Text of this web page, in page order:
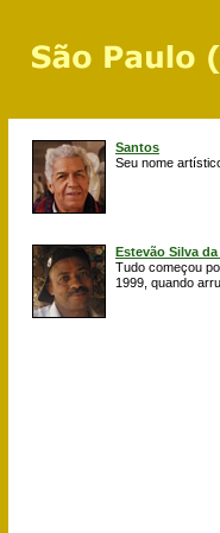
Santos
Seu nome
Estevão Silva
Tudo começou
1999, quando